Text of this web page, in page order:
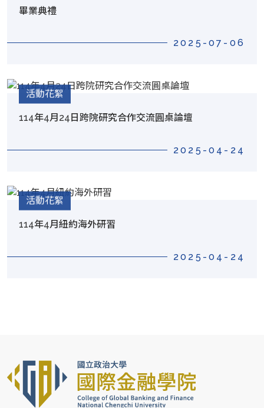
畢業典禮
2025-07-06
活動花絮
114年4月24日跨院研究合作交流圓桌論壇
2025-04-24
活動花絮
114年4月紐約海外研習
2025-04-24